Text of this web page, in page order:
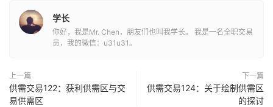
学长
你好，我是Mr. Chen，朋友们也叫我学长。 我是一名全职交易
员，我的微信：u31u31。
上一篇
供需交易122：获利供需区与交
易供需区
下一篇
供需交易124：关于绘制供需区
的探讨